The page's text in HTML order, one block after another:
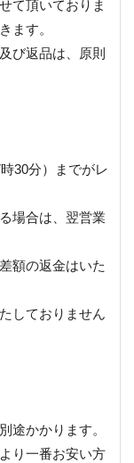
て頂いておりま
ます。
び返品は、原則
30分）までがレ
場合は、翌営業
額の返金はいた
しておりません
途かかります。
り一番お安い方